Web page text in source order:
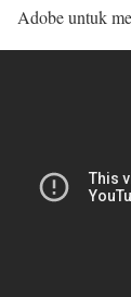
Adobe untuk